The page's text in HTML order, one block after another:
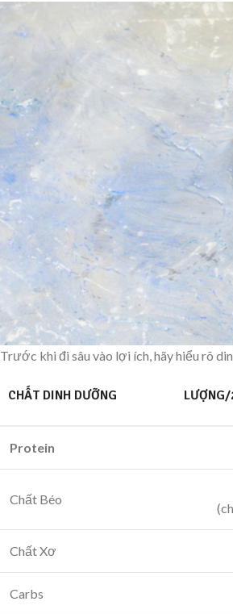
Trước khi đi sâu vào lợi ích, hãy hiểu rõ
CHẤT DINH DƯỠNG
Protein
Chất Béo
Chất Xơ
Carbs